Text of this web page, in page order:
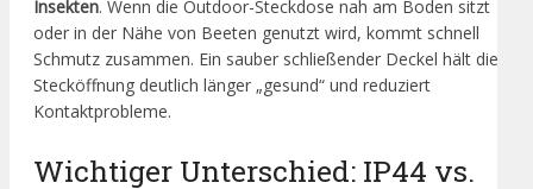
Insekten. Wenn die Outdoor-Steckdose nah am Boden sitzt
oder in der Nähe von Beeten genutzt wird, kommt schnell
Schmutz zusammen. Ein sauber schließender Deckel hält die
Stecköffnung deutlich länger „gesund“ und reduziert
Kontaktprobleme.
Wichtiger Unterschied: IP44 vs.